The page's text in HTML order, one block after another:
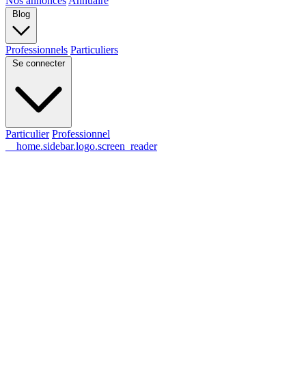
Blog
Professionnels Particuliers
Se connecter
Particulier Professionnel
__home.sidebar.logo.screen_reader